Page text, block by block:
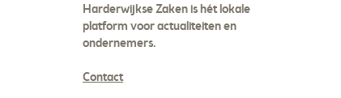
Harderwijkse Zaken is hét lokale
platform voor actualiteiten en
ondernemers.
Contact